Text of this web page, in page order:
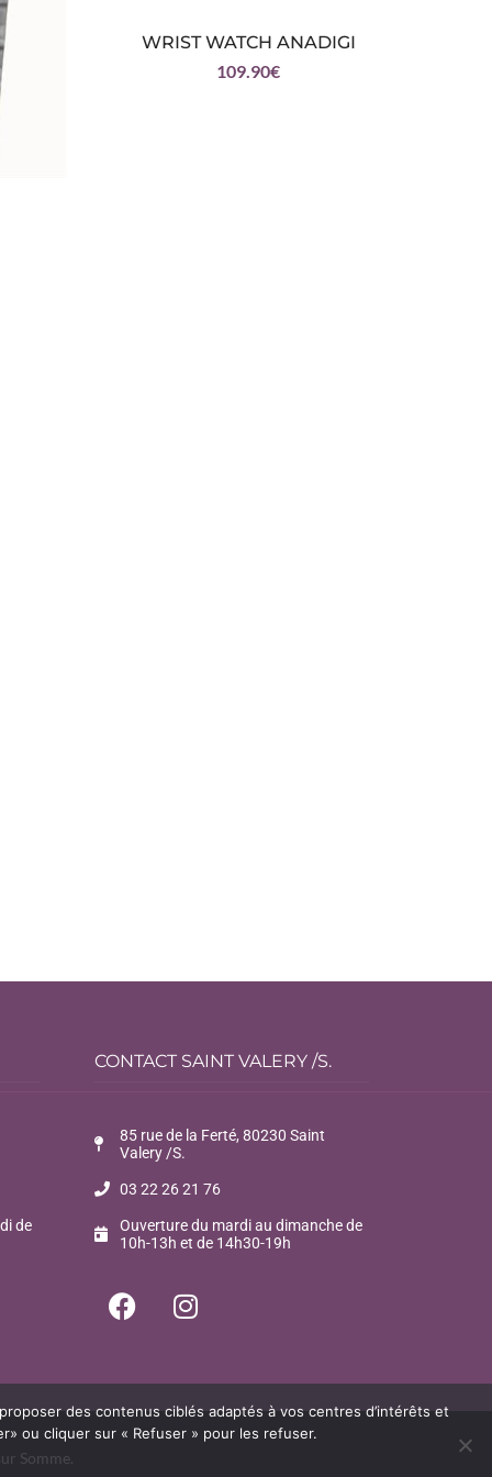
WRIST WATCH ANADIGI
109.90€
de
CONTACT SAINT VALERY /S.
85 rue de la Ferté, 80230 Saint
Valery /S.
03 22 26 21 76
Ouverture du mardi au dimanche de
10h-13h et de 14h30-19h
Somme.
des contenus ciblés adaptés à vos centres d’intérêts et
ou cliquer sur « Refuser » pour les refuser.